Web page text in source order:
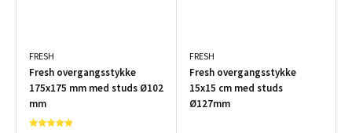
FRESH
Fresh overgangsstykke
175x175 mm med studs Ø102
mm
FRESH
Fresh overgangsstykke
15x15 cm med studs
Ø127mm